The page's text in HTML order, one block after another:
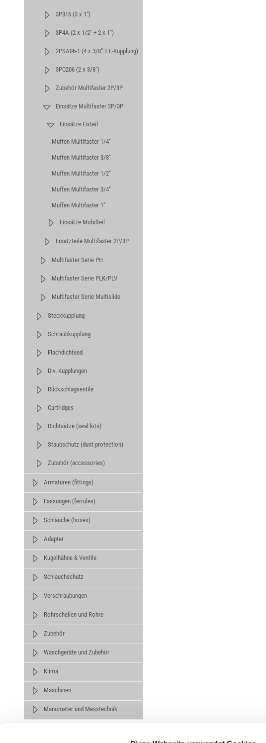
3P316 (3 x 1")
3P4A (2 x 1/2" + 2 x 1")
2PSA06-1 (4 x 3/8" + E-Kupplung)
3PC206 (2 x 3/8")
Zubehör Multifaster 2P/3P
Einsätze Multifaster 2P/3P
Einsätze Fixteil
Muffen Multifaster 1/4"
Muffen Multifaster 3/8"
Muffen Multifaster 1/2"
Muffen Multifaster 3/4"
Muffen Multifaster 1"
Einsätze Mobilteil
Ersatzteile Multifaster 2P/3P
Multifaster Serie PH
Multifaster Serie PLK/PLV
Multifaster Serie Multislide
Steckkupplung
Schraubkupplung
Flachdichtend
Div. Kupplungen
Rückschlagventile
Cartridges
Dichtsätze (seal kits)
Staubschutz (dust protection)
Zubehör (accessories)
Armaturen (fittings)
Fassungen (ferrules)
Schläuche (hoses)
Adapter
Kugelhähne & Ventile
Schlauchschutz
Verschraubungen
Rohrschellen und Rohre
Zubehör
Waschgeräte und Zubehör
Klima
Maschinen
Manometer und Messtechnik